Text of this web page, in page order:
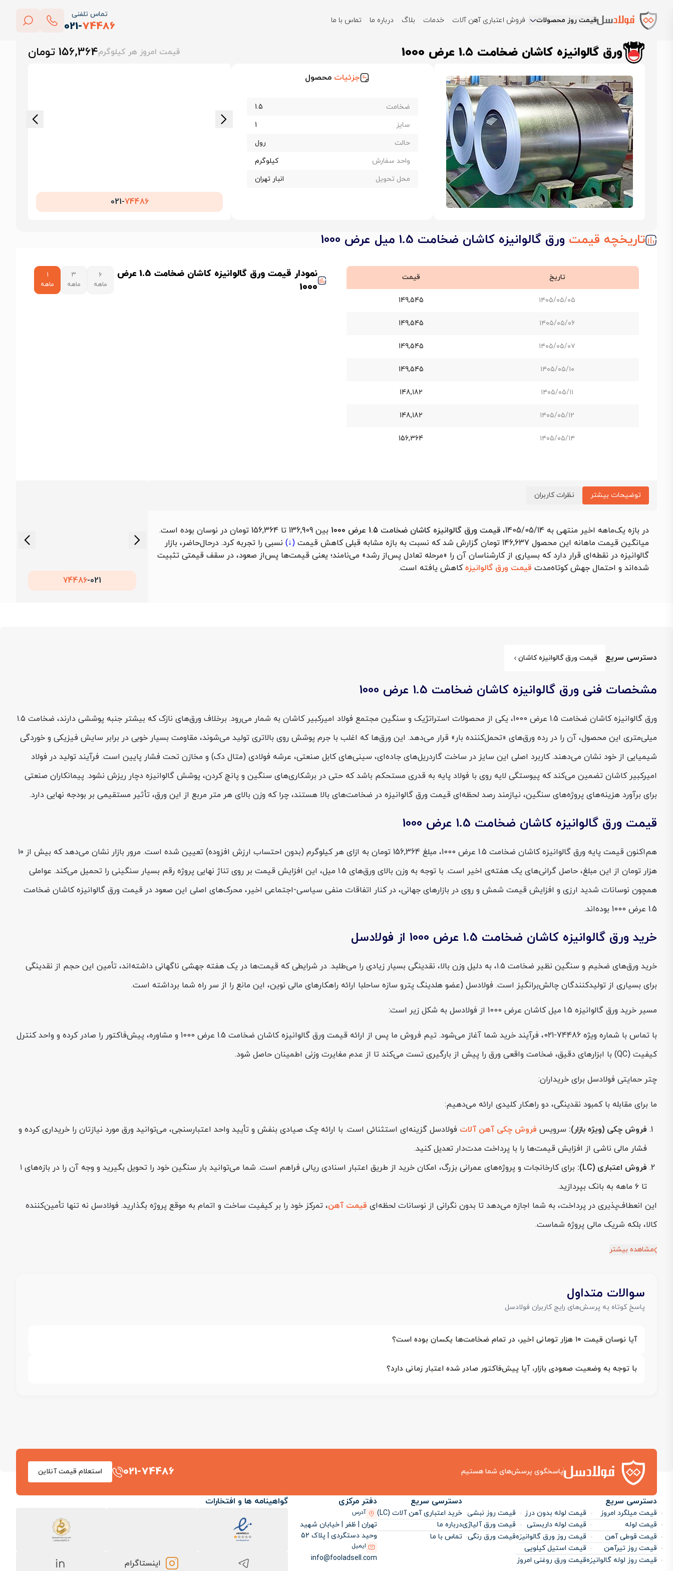
قیمت روز محصولات فروش اعتباری آهن آلات خدمات بلاگ درباره ما تماس با ما
تماس تلفنی
021-74486 فولادسل
ورق گالوانیزه کاشان ضخامت 1.5 عرض 1000 قیمت امروز هر کیلوگرم156,364 تومان
جزئیات محصول
ضخامت
1.5
سایز
1
حالت
رول
واحد سفارش
کیلوگرم
محل تحویل
انبار تهران
021-74486
تاریخچه قیمت ورق گالوانیزه کاشان ضخامت 1.5 میل عرض 1000
تاریخ قیمت
۱۴۰۵/۰۵/۰۵ 149,545
۱۴۰۵/۰۵/۰۶ 149,545
۱۴۰۵/۰۵/۰۷ 149,545
۱۴۰۵/۰۵/۱۰ 149,545
۱۴۰۵/۰۵/۱۱ 148,182
۱۴۰۵/۰۵/۱۲ 148,182
۱۴۰۵/۰۵/۱۴ 156,364
نمودار قیمت ورق گالوانیزه کاشان ضخامت 1.5 عرض
1000
۶
ماهه
۳
ماهه
۱
ماهه
توضیحات بیشتر نظرات کاربران
در بازه یک‌ماهه اخیر منتهی به 1405/05/14، قیمت ورق گالوانیزه کاشان ضخامت 1.5 عرض 1000
بین 136,909 تا 156,364 تومان در نوسان بوده است.
میانگین قیمت ماهانه این محصول 146,637 تومان گزارش شد که نسبت به بازه مشابه قبلی
کاهش قیمت (↓) نسبی را تجربه کرد. درحال‌حاضر، بازار
گالوانیزه در نقطه‌ای قرار دارد که بسیاری از کارشناسان آن را «مرحله تعادل پس‌از رشد» می‌نامند؛ یعنی قیمت‌ها پس‌از صعود، در سقف قیمتی تثبیت
شده‌اند و احتمال جهش کوتاه‌مدت قیمت ورق گالوانیزهکاهش یافته است.
021-
74486
دسترسی سریع قیمت ورق گالوانیزه کاشان
مشخصات فنی ورق گالوانیزه کاشان ضخامت 1.5 عرض 1000
ورق گالوانیزه کاشان ضخامت 1.5 عرض 1000، یکی از محصولات استراتژیک و سنگین مجتمع فولاد امیرکبیر کاشان به شمار می‌رود. برخلاف ورق‌های نازک که بیشتر جنبه پوششی دارند، ضخامت ۱.۵
میلی‌متری این محصول، آن را در رده ورق‌های «تحمل‌کننده بار» قرار می‌دهد. این ورق‌ها که اغلب با جرم پوشش روی بالاتری تولید می‌شوند، مقاومت بسیار خوبی در برابر سایش فیزیکی و خوردگی
شیمیایی از خود نشان می‌دهند. کاربرد اصلی این سایز در ساخت گاردریل‌های جاده‌ای، سینی‌های کابل صنعتی، عرشه فولادی (متال دک) و مخازن تحت فشار پایین است. فرآیند تولید در فولاد
امیرکبیر کاشان تضمین می‌کند که پیوستگی لایه روی با فولاد پایه به قدری مستحکم باشد که حتی در برشکاری‌های سنگین و پانچ کردن، پوشش گالوانیزه دچار ریزش نشود. پیمانکاران صنعتی
برای برآورد هزینه‌های پروژه‌های سنگین، نیازمند رصد لحظه‌ای قیمت ورق گالوانیزه در ضخامت‌های بالا هستند، چرا که وزن بالای هر متر مربع از این ورق، تأثیر مستقیمی بر بودجه نهایی دارد.
قیمت ورق گالوانیزه کاشان ضخامت 1.5 عرض 1000
هم‌اکنون قیمت پایه ورق گالوانیزه کاشان ضخامت 1.5 عرض 1000، مبلغ 156,364 تومان به ازای هر کیلوگرم (بدون احتساب ارزش افزوده) تعیین شده است. مرور بازار نشان می‌دهد که بیش از ۱۰
هزار تومان از این مبلغ، حاصل گرانی‌های یک هفته‌ی اخیر است. با توجه به وزن بالای ورق‌های ۱.۵ میل، این افزایش قیمت بر روی تناژ نهایی پروژه رقم بسیار سنگینی را تحمیل می‌کند. عواملی
همچون نوسانات شدید ارزی و افزایش قیمت شمش و روی در بازارهای جهانی، در کنار اتفاقات منفی سیاسی-اجتماعی اخیر، محرک‌های اصلی این صعود در قیمت ورق گالوانیزه کاشان ضخامت
1.5 عرض 1000 بوده‌اند.
خرید ورق گالوانیزه کاشان ضخامت 1.5 عرض 1000 از فولادسل
خرید ورق‌های ضخیم و سنگین نظیر ضخامت ۱.۵، به دلیل وزن بالا، نقدینگی بسیار زیادی را می‌طلبد. در شرایطی که قیمت‌ها در یک هفته جهشی ناگهانی داشته‌اند، تأمین این حجم از نقدینگی
برای بسیاری از تولیدکنندگان چالش‌برانگیز است. فولادسل (عضو هلدینگ پترو سازه ساحلبا ارائه راهکارهای مالی نوین، این مانع را از سر راه شما برداشته است.
مسیر خرید ورق گالوانیزه 1.5 میل کاشان عرض 1000 از فولادسل به شکل زیر است:
با تماس با شماره ویژه 74486-021، فرآیند خرید شما آغاز می‌شود. تیم فروش ما پس از ارائه قیمت ورق گالوانیزه کاشان ضخامت 1.5 عرض 1000 و مشاوره، پیش‌فاکتور را صادر کرده و واحد کنترل
کیفیت (QC) با ابزارهای دقیق، ضخامت واقعی ورق را پیش از بارگیری تست می‌کند تا از عدم مغایرت وزنی اطمینان حاصل شود.
چتر حمایتی فولادسل برای خریداران:
ما برای مقابله با کمبود نقدینگی، دو راهکار کلیدی ارائه می‌دهیم:
فروش چکی (ویژه بازار): سرویس فروش چکی آهن آلات فولادسل گزینه‌ای استثنائی است. با ارائه چک صیادی بنفش و تأیید واحد اعتبارسنجی، می‌توانید ورق مورد نیازتان را خریداری کرده و
فشار مالی ناشی از افزایش قیمت‌ها را با پرداخت مدت‌دار تعدیل کنید.
فروش اعتباری (LC):
برای کارخانجات و پروژه‌های عمرانی بزرگ، امکان خرید از طریق اعتبار اسنادی ریالی فراهم است. شما می‌توانید بار سنگین خود را تحویل بگیرید و وجه آن را در بازه‌های ۱
تا ۶ ماهه به بانک بپردازید.
این انعطاف‌پذیری در پرداخت، به شما اجازه می‌دهد تا بدون نگرانی از نوسانات لحظه‌ای قیمت آهن، تمرکز خود را بر کیفیت ساخت و اتمام به موقع پروژه بگذارید. فولادسل نه تنها تأمین‌کننده
کالا، بلکه شریک مالی پروژه شماست.
مشاهده بیشتر
سوالات متداول
پاسخ کوتاه به پرسش‌های رایج کاربران فولادسل
آیا نوسان قیمت ۱۰ هزار تومانی اخیر، در تمام ضخامت‌ها یکسان بوده است؟
با توجه به وضعیت صعودی بازار، آیا پیش‌فاکتور صادر شده اعتبار زمانی دارد؟
پاسخگوی پرسش‌های شما هستیم 021-74486 استعلام قیمت آنلاین
دسترسی سریع
قیمت میلگرد امروز
قیمت لوله
قیمت قوطی آهن
قیمت روز تیرآهن
قیمت روز لوله گالوانیزه
قیمت لوله بدون درز
قیمت لوله داربستی
قیمت روز ورق گالوانیزه
قیمت استیل کیلویی
قیمت ورق روغنی امروز
قیمت روز نبشی
قیمت ورق آلیاژی
قیمت ورق رنگی
دسترسی سریع
خرید اعتباری آهن آلات (LC)
درباره ما
تماس با ما
دفتر مرکزی
آدرس
تهران | ظفر | خیابان شهید
وحید دستگردی | پلاک 52
ایمیل
info@fooladsell.com
گواهینامه ها و افتخارات
اینستاگرام